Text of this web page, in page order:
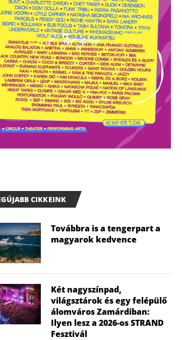
CIKKEINK
Továbbra is a tengerpart a
magyarok kedvence
Két nagyszínpad,
világsztárok és egy felépülő
álomváros Zamárdiban:
Ilyen lesz a 2026-os STRAND
Fesztivál